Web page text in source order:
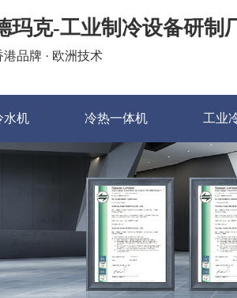
玛克-工业制冷设备研制
港品牌 · 欧洲技术
水机 冷热一体机 工业